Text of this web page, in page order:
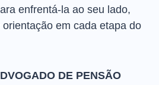
enfrentá-la ao seu lado,
em cada etapa do
DE PENSÃO